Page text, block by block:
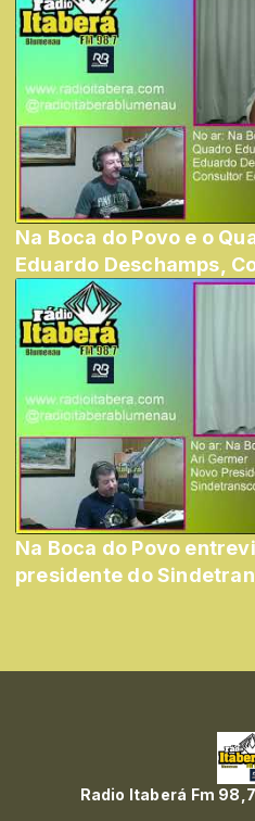
Na Boca do Povo e o
Eduardo Deschamps,
Na Boca do Povo
presidente do
Radio Itaberá Fm